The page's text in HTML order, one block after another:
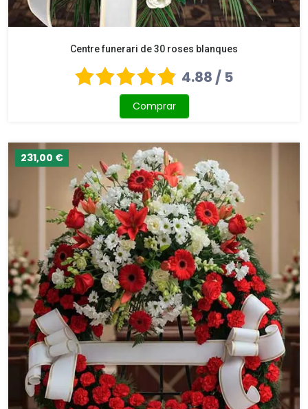
Centre funerari de 30 roses blanques
4.88 / 5
Comprar
231,00 €